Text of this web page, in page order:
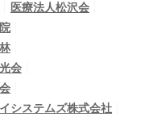
医療法人松沢会
会
システムズ株式会社